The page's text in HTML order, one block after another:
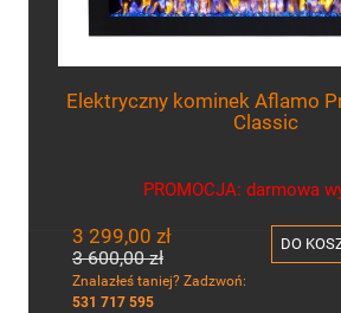
Elektryczny kominek Aflamo
Classic
PROMOCJA: darmowa
3 299,00 zł
3 600,00 zł
Znalazłeś taniej? Zadzwoń:
531 717 595
DO